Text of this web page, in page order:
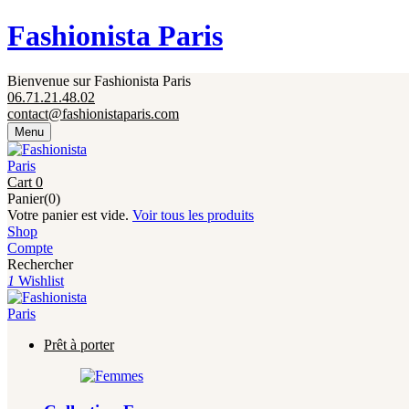
Fashionista Paris
Bienvenue sur Fashionista Paris
06.71.21.48.02
contact@fashionistaparis.com
Menu
Cart 0
Panier(0)
Votre panier est vide. Voir tous les produits
Shop
Compte
Rechercher
1 Wishlist
Prêt à porter
Fermeture annuelle du 17 juillet 16h au 12 août.